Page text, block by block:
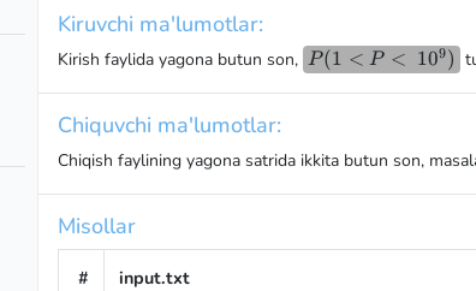
\le
P-
Kiruvchi ma'lumotlar:
Kirish faylida yagona butun son, P(1
P (1 < P < 109)
Chiquvchi ma'lumotlar:
Chiqish faylining yagona satrida ikkita butun son,
Misollar
# input.txt